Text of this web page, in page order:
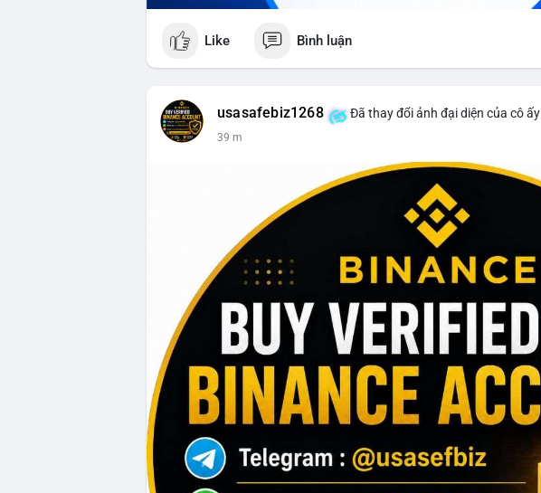
Like Bình luận
usasafebiz1268 Đã thay đổi ảnh đại diện của cô ấy
39 m